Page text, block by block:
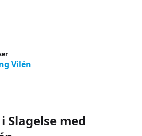
Vilén
Slagelse med